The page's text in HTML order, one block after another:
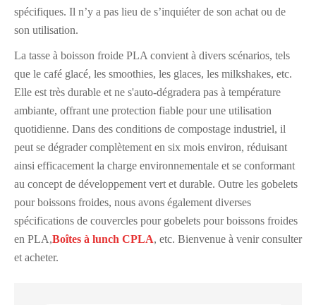
spécifiques. Il n’y a pas lieu de s’inquiéter de son achat ou de
son utilisation.
La tasse à boisson froide PLA convient à divers scénarios, tels
que le café glacé, les smoothies, les glaces, les milkshakes, etc.
Elle est très durable et ne s'auto-dégradera pas à température
ambiante, offrant une protection fiable pour une utilisation
quotidienne. Dans des conditions de compostage industriel, il
peut se dégrader complètement en six mois environ, réduisant
ainsi efficacement la charge environnementale et se conformant
au concept de développement vert et durable. Outre les gobelets
pour boissons froides, nous avons également diverses
spécifications de couvercles pour gobelets pour boissons froides
en PLA,Boîtes à lunch CPLA, etc. Bienvenue à venir consulter
et acheter.